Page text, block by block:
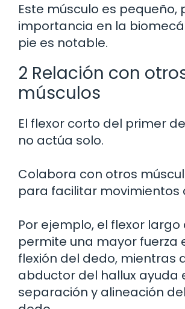
Este músculo es pequeño,
importancia en la
pie es notable.
2 Relación con
músculos
El flexor corto del primer
no actúa solo.
Colabora con otros
para facilitar movimientos
Por ejemplo, el flexor largo
permite una mayor fuerza
flexión del dedo, mientras
abductor del hallux ayuda
separación y alineación